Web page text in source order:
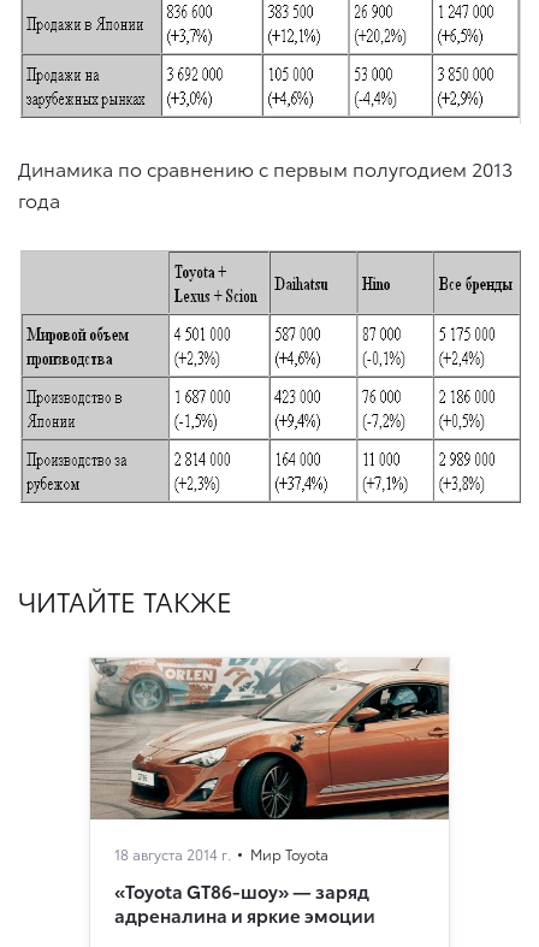
Динамика по сравнению с первым полугодием 2013
года
ЧИТАЙТЕ ТАКЖЕ
18 августа 2014 г. Мир Toyota
«Toyota GT86-шоу» — заряд
адреналина и яркие эмоции